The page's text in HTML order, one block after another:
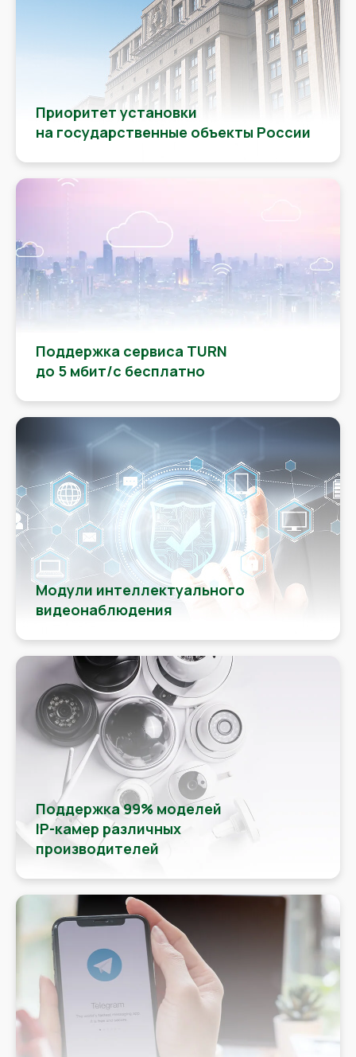
Приоритет установки
на государственные объекты России
Поддержка сервиса TURN
до 5 мбит/с бесплатно
Модули интеллектуального
видеонаблюдения
Поддержка 99% моделей
IP-камер различных
производителей